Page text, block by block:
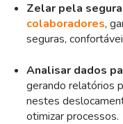
Zelar pela
colaboradores,
seguras,
Analisar dados
gerando relatórios
nestes
otimizar processos.